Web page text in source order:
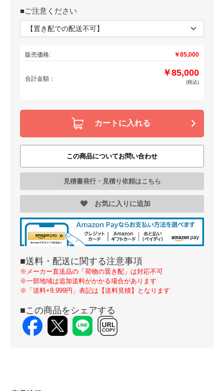
■ご注意ください
販売価格: ￥85,000
合計金額：
￥85,000
(税込)
カートに入れる
この商品についてお問い合わせ
見積書発行・見積り依頼はこちら
お気に入りに追加
■送料・配送に関する注意事項
※メーカー直送品の「荷物の置き配」は対応不可
※一部地域は追加送料がかかる場合があります
※「送料+9,999円」表記は【送料見積】となります
■この商品をシェアする